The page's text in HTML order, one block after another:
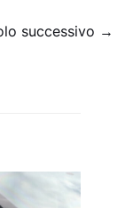
successivo →